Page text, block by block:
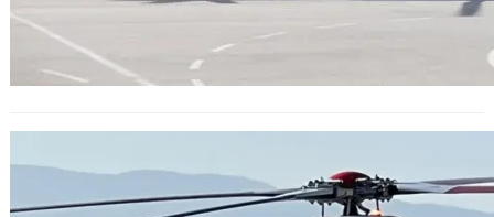
сертификация ще бъде завършен
до края на март